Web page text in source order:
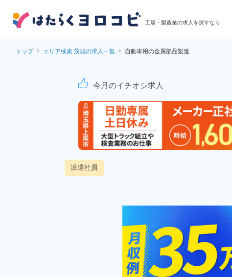
工場・製造業の求人を探すなら
トップ エリア検索 茨城の求人一覧 自動車用の金属部品製造
自動車用の金属部品
今月のイチオシ求人
派遣社員